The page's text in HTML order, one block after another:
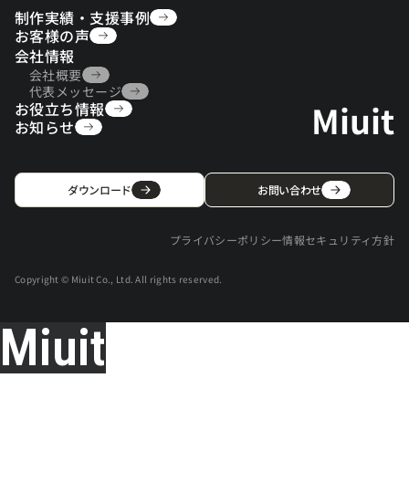
制作実績・支援事例
制作実績・支援事例
お客様の声
お客様の声
会社情報
会社概要
会社概要
代表メッセージ
代表メッセージ
お役立ち情報
お役立ち情報
お知らせ
Miuit
ダウンロード お問い合わせ
プライバシーポリシー情報セキュリティ方針
Copyright © Miuit Co., Ltd. All rights reserved.
Miuit